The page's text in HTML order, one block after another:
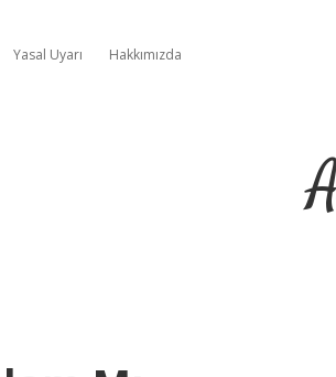
Yasal Uyarı Hakkımızda